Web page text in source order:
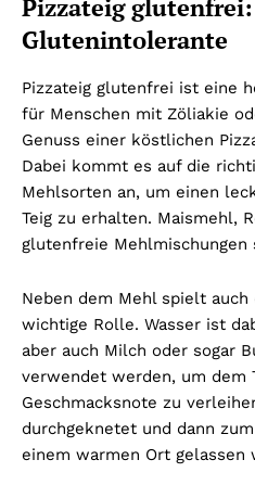
Pizzateig
Glutenintolerante
Pizzateig glutenfrei ist eine
für Menschen mit Zöliakie
Genuss einer köstlichen
Dabei kommt es auf die
Mehlsorten an, um einen
Teig zu erhalten. Maismehl,
glutenfreie Mehlmischungen
Neben dem Mehl spielt
wichtige Rolle. Wasser ist
aber auch Milch oder sogar
verwendet werden, um dem
Geschmacksnote zu
durchgeknetet und dann
einem warmen Ort gelassen